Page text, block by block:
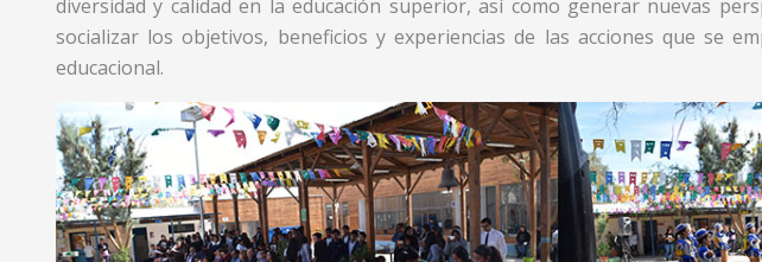
diversidad y calidad en la educación superior, así como generar nuevas
socializar los objetivos, beneficios y experiencias de las acciones que se
educacional.